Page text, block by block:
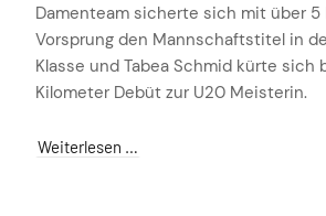
Damenteam sicherte sich mit über 5
Vorsprung den Mannschaftstitel in
Klasse und Tabea Schmid kürte sich
Kilometer Debüt zur U20 Meisterin.
Weiterlesen …